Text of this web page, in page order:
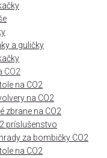
a guličky
CO2
na CO2
na CO2
zbrane na CO2
príslušenstvo
za bombičky CO2
na CO2